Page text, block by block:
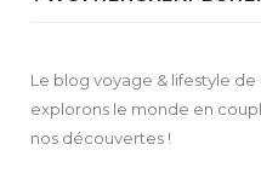
Le blog voyage & lifestyle de
explorons le monde en
nos découvertes !